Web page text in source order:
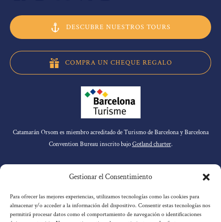
Gestionar el Consentimiento
Para ofrecer las mejores experiencias, utilizamos tecnologías como las cookies para
almacenar y/o acceder a la información del dispositivo. Consentir estas tecnologías nos
permitirá procesar datos como el comportamiento de navegación o identificaciones
DESCUBRE NUESTROS TOURS
COMPRA UN CHEQUE REGALO
Catamarán Orsom es miembro acreditado de Turismo de Barcelona y Barcelona
Convention Bureau inscrito bajoGotland charter.
ENLACES
Inicio